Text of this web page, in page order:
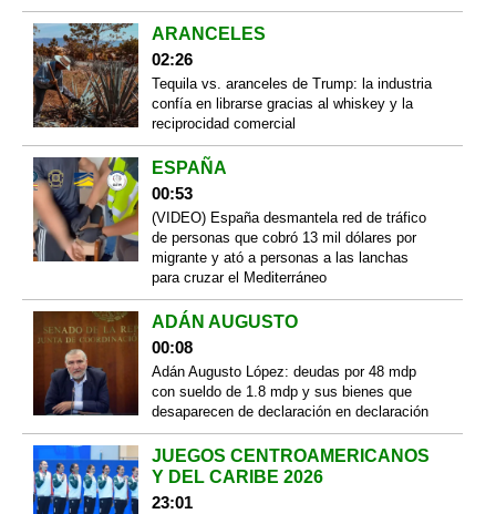
ARANCELES
02:26
Tequila vs. aranceles de Trump: la industria
confía en librarse gracias al whiskey y la
reciprocidad comercial
ESPAÑA
00:53
(VIDEO) España desmantela red de tráfico
de personas que cobró 13 mil dólares por
migrante y ató a personas a las lanchas
para cruzar el Mediterráneo
ADÁN AUGUSTO
00:08
Adán Augusto López: deudas por 48 mdp
con sueldo de 1.8 mdp y sus bienes que
desaparecen de declaración en declaración
JUEGOS CENTROAMERICANOS
Y DEL CARIBE 2026
23:01